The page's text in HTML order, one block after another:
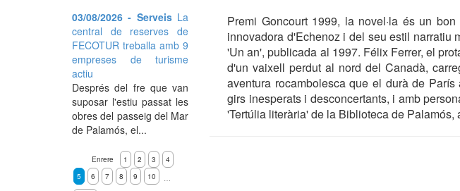
Premi Goncourt 1999, la novel·la és un
innovadora d'Echenoz i del seu estil narratiu
'Un an', publicada al 1997. Félix Ferrer, el
d'un vaixell perdut al nord del Canadà,
aventura rocambolesca que el durà de
girs inesperats i desconcertants, i amb
'Tertúlia literària' de la Biblioteca de Palamós,
03/08/2026 - Serveis La
central de reserves de
FECOTUR treballa amb 9
empreses de turisme
actiu
Després del fre que van
suposar l'estiu passat les
obres del passeig del Mar
de Palamós, el...
Enrere 1 2 3
4
5
6 7 8 9 10 …